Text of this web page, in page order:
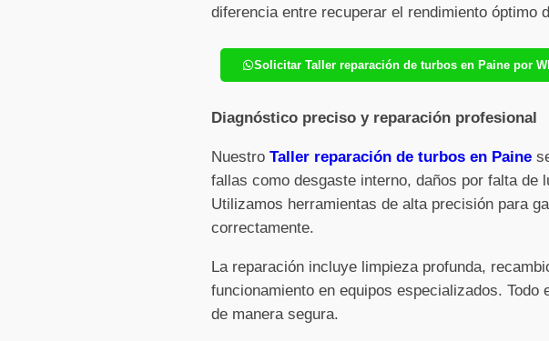
diferencia entre recuperar el rendimiento óptimo
Solicitar Taller reparación de turbos en Paine por
Diagnóstico preciso y reparación profesional
Nuestro Taller reparación de turbos en Paine
fallas como desgaste interno, daños por falta de
Utilizamos herramientas de alta precisión para
correctamente.
La reparación incluye limpieza profunda,
funcionamiento en equipos especializados.
de manera segura.